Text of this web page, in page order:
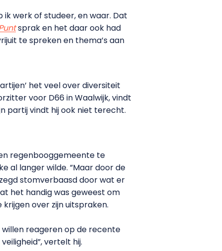
werk of studeer, en waar. Dat
sprak en het daar ook had
te spreken en thema’s aan
het veel over diversiteit
voor D66 in Waalwijk, vindt
partij vindt hij ook niet terecht.
regenbooggemeente te
al langer wilde. ”Maar door de
stomverbaasd door wat er
het handig was geweest om
over zijn uitspraken.
reageren op de recente
vertelt hij.